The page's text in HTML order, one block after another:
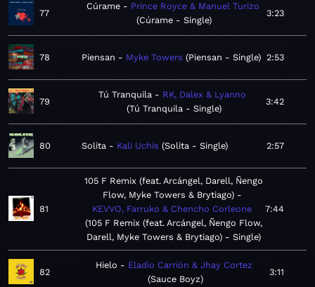
77
Cúrame
Prince Royce & Manuel Turizo
Cúrame - Single
3:23
78 Piensan Myke Towers Piensan - Single 2:53
79
Tú Tranquila
RK, Dalex & Lyanno
Tú Tranquila - Single
3:42
80 Solita Kali Uchis Solita - Single 2:57
81
105 F Remix (feat. Arcángel, Darell, Ñengo
Flow, Myke Towers & Brytiago)
KEVVO, Farruko & Chencho Corleone
105 F Remix (feat. Arcángel, Ñengo Flow,
Darell, Myke Towers & Brytiago) - Single
7:44
82
Hielo
Eladio Carrión & Jhay Cortez
Sauce Boyz
3:11